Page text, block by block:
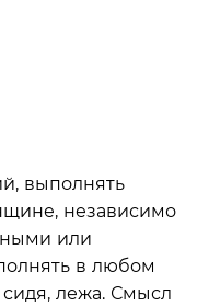
выполнять
независимо
или
в любом
лежа. Смысл